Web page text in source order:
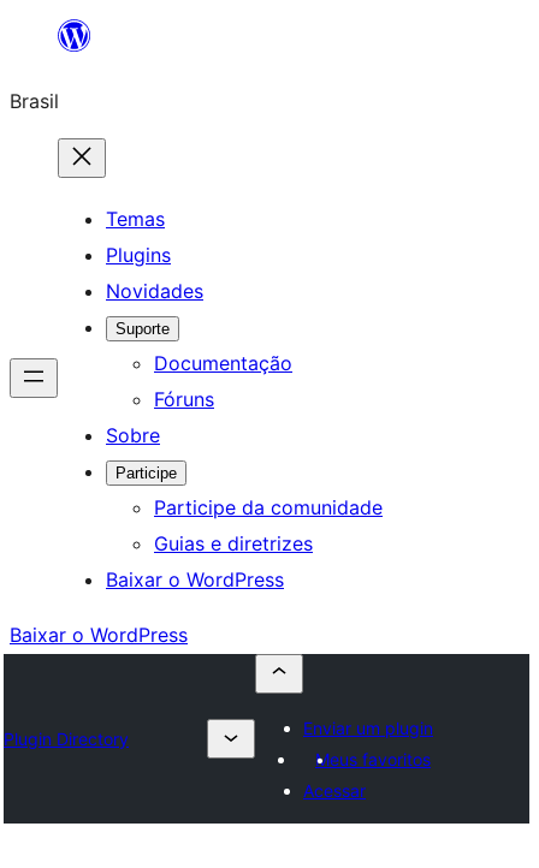
o
conteúdo
Brasil
Temas
Plugins
Novidades
Suporte
Documentação
Fóruns
Sobre
Participe
Participe da comunidade
Guias e diretrizes
Baixar o WordPress
Baixar o WordPress
Plugin Directory
Enviar um plugin
Meus favoritos
Acessar